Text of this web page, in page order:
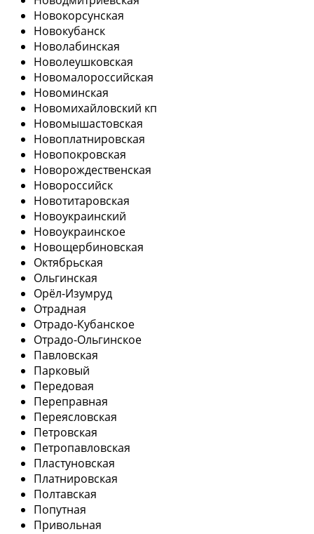
Новокорсунская
Новокубанск
Новолабинская
Новолеушковская
Новомалороссийская
Новоминская
Новомихайловский кп
Новомышастовская
Новоплатнировская
Новопокровская
Новорождественская
Новороссийск
Новотитаровская
Новоукраинский
Новоукраинское
Новощербиновская
Октябрьская
Ольгинская
Орёл-Изумруд
Отрадная
Отрадо-Кубанское
Отрадо-Ольгинское
Павловская
Парковый
Передовая
Переправная
Переясловская
Петровская
Петропавловская
Пластуновская
Платнировская
Полтавская
Попутная
Привольная